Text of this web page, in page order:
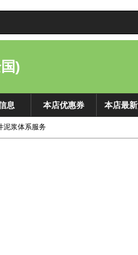
)
息 本店优惠券 本店最
泥浆体系服务